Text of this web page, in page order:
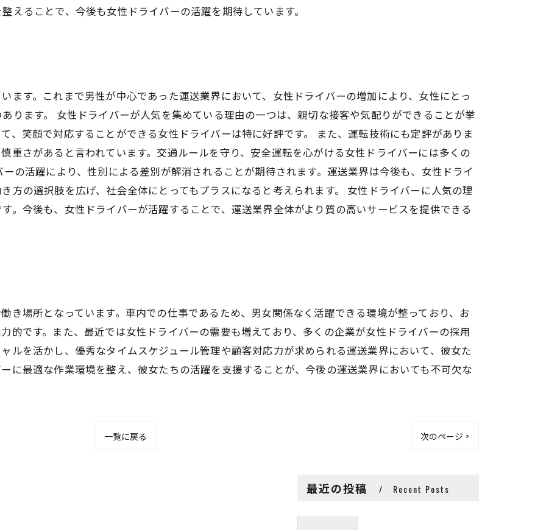
えることで、今後も女性ドライバーの活躍を期待しています。
ます。これまで男性が中心であった運送業界において、女性ドライバーの増加により、女性にとっ
ります。 女性ドライバーが人気を集めている理由の一つは、親切な接客や気配りができることが挙
、笑顔で対応することができる女性ドライバーは特に好評です。 また、運転技術にも定評がありま
重さがあると言われています。交通ルールを守り、安全運転を心がける女性ドライバーには多くの
の活躍により、性別による差別が解消されることが期待されます。運送業界は今後も、女性ドライ
方の選択肢を広げ、社会全体にとってもプラスになると考えられます。 女性ドライバーに人気の理
。今後も、女性ドライバーが活躍することで、運送業界全体がより質の高いサービスを提供できる
き場所となっています。車内での仕事であるため、男女関係なく活躍できる環境が整っており、お
的です。また、最近では女性ドライバーの需要も増えており、多くの企業が女性ドライバーの採用
ルを活かし、優秀なタイムスケジュール管理や顧客対応力が求められる運送業界において、彼女た
に最適な作業環境を整え、彼女たちの活躍を支援することが、今後の運送業界においても不可欠な
一覧に戻る 次のページ >
最近の投稿 Recent Posts